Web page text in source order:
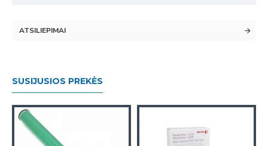
ATSILIEPIMAI
SUSIJUSIOS PREKĖS